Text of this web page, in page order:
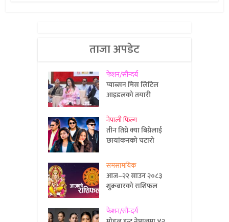
ताजा अपडेट
फेशन/सौन्दर्य
प्याब्सन मिस लिटिल
आइडलको तयारी
नेपाली फिल्म
तीन तिघ्रे क्या बिग्रेलाई
छायांकनको चटारो
समसामयिक
आज–२२ साउन २०८३
शुक्रबारको राशिफल
फेशन/सौन्दर्य